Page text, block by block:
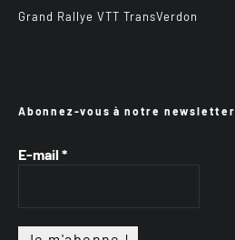
Grand Rallye VTT TransVerdon
Abonnez-vous à notre newsletter
E-mail *